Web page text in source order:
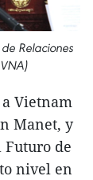
Relaciones
Vietnam
Manet, y
de
nivel en